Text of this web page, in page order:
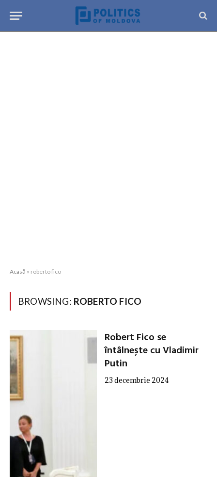
Acasă » roberto fico
BROWSING: ROBERTO FICO
Robert Fico se
întâlnește cu Vladimir
Putin
23 decembrie 2024